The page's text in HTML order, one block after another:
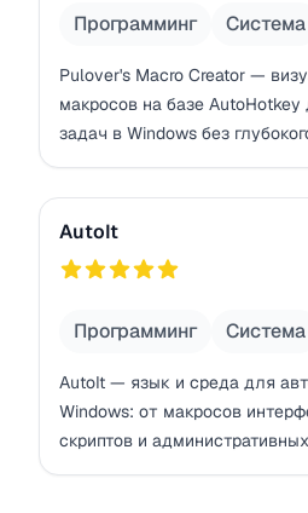
Программинг Система
Pulover's Macro Creator —
макросов на базе AutoHotkey
задач в Windows без
AutoIt
AutoIt
Программинг Система
AutoIt — язык и среда для
Windows: от макросов
скриптов и